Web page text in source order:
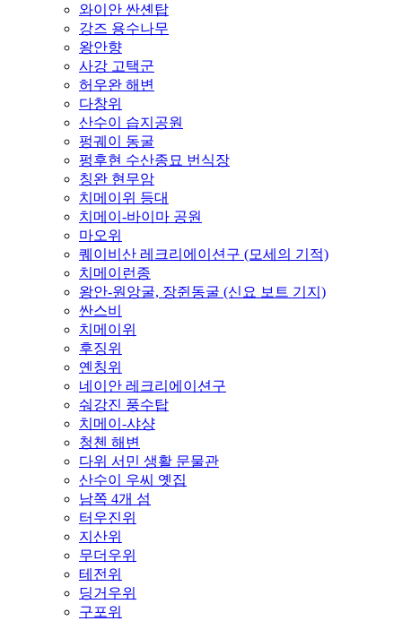
와이안 싼셴탑
강즈 용수나무
왕안향
사강 고택군
허우완 해변
다창위
산수이 습지공원
펑궤이 동굴
펑후현 수산종묘 번식장
칭완 현무암
치메이위 등대
치메이-바이마 공원
마오위
퀘이비산 레크리에이션구 (모세의 기적)
치메이런종
왕안-원앙굴, 장쥔동굴 (신요 보트 기지)
싼스비
치메이위
후징위
옌칭위
네이안 레크리에이션구
숴강진 풍수탑
치메이-샤샹
청첸 해변
다위 서민 생활 문물관
산수이 우씨 옛집
남쪽 4개 섬
터우진위
지산위
무더우위
테전위
딩거우위
구포위